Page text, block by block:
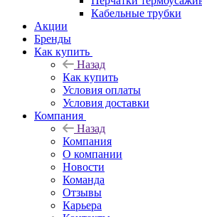
Кабельные трубки
Акции
Бренды
Как купить
Назад
Как купить
Условия оплаты
Условия доставки
Компания
Назад
Компания
О компании
Новости
Команда
Отзывы
Карьера